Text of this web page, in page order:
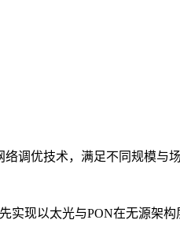
调优技术，满足不同规模
实现以太光与PON在无源架构